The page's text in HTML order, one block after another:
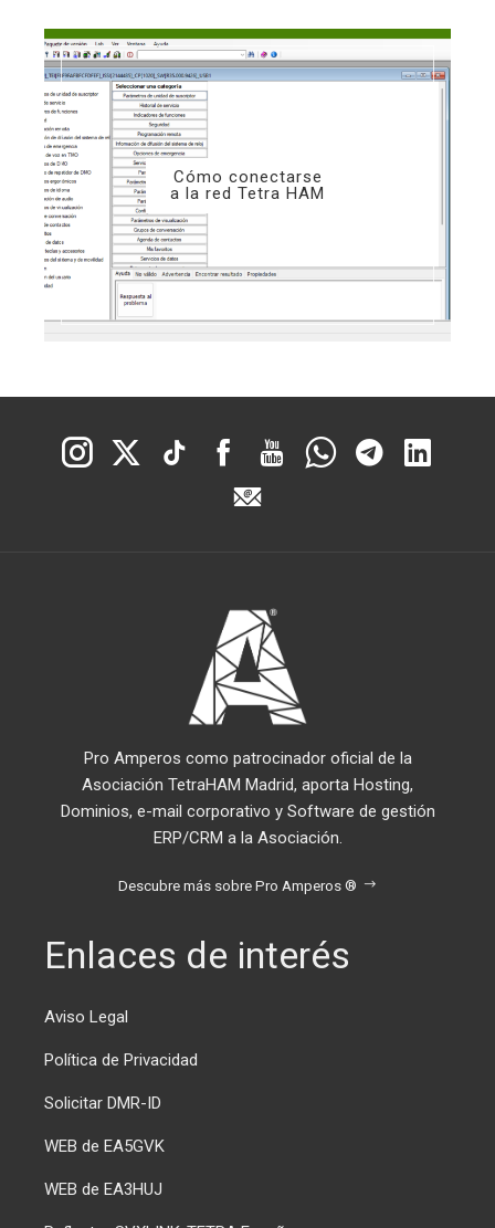
Cómo conectarse
a la red Tetra HAM
Pro Amperos como patrocinador oficial de la
Asociación TetraHAM Madrid, aporta Hosting,
Dominios, e-mail corporativo y Software de gestión
ERP/CRM a la Asociación.
Descubre más sobre Pro Amperos ®
Enlaces de interés
Aviso Legal
Política de Privacidad
Solicitar DMR-ID
WEB de EA5GVK
WEB de EA3HUJ